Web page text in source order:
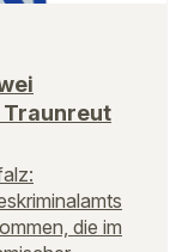
die im